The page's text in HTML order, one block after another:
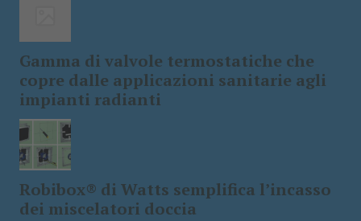
Gamma di valvole termostatiche che
copre dalle applicazioni sanitarie agli
impianti radianti
Robibox® di Watts semplifica l’incasso
dei miscelatori doccia